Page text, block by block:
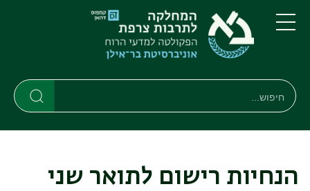
דילוג
לתוכן
העיקרי
דילוג
לתפריט
ניווט
ראשי
תפריט
חיפוש
חיפוש
הנחיות רישום לתואר שני